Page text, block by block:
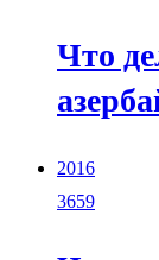
Что
2016
3659